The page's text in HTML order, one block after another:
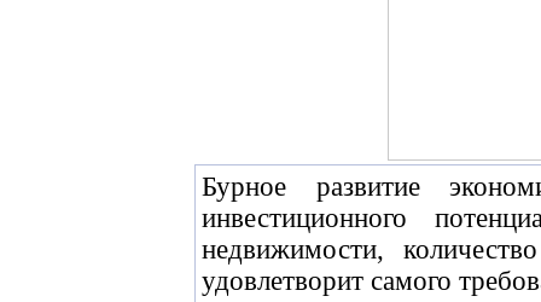
Бурное развитие
инвестиционного
недвижимости,
удовлетворит самого